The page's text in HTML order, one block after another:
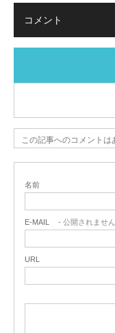
コメント
この記事へのコメントは
名前
E-MAIL - 公開されませ
URL